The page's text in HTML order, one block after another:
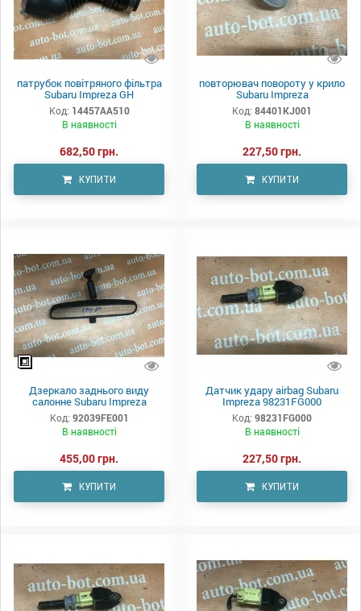
патрубок повітряного фільтра
Subaru Impreza GH
Код: 14457AA510
В наявності
682,50 грн.
КУПИТИ
повторювач повороту у крило
Subaru Impreza
Код: 84401KJ001
В наявності
227,50 грн.
КУПИТИ
Дзеркало заднього виду
салонне Subaru Impreza
Код: 92039FE001
В наявності
455,00 грн.
КУПИТИ
Датчик удару airbag Subaru
Impreza 98231FG000
Код: 98231FG000
В наявності
227,50 грн.
КУПИТИ